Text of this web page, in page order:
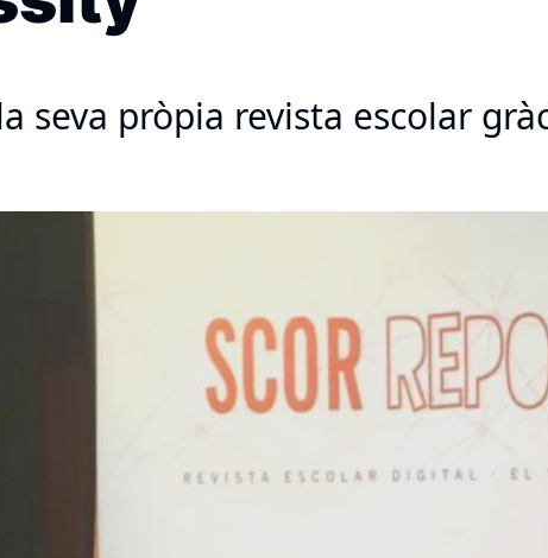
seva pròpia revista escolar